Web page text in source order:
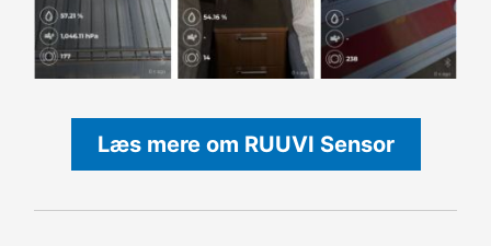
Læs mere om RUUVI Sensor